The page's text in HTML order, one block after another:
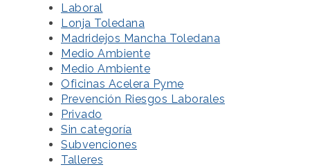
Laboral
Lonja Toledana
Madridejos Mancha Toledana
Medio Ambiente
Medio Ambiente
Oficinas Acelera Pyme
Prevención Riesgos Laborales
Privado
Sin categoría
Subvenciones
Talleres